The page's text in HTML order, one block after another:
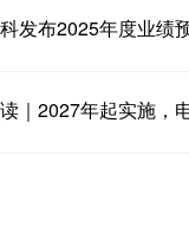
发布2025年度业绩
｜2027年起实施，